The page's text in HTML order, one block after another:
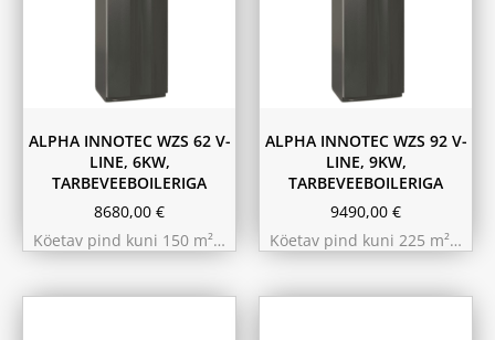
ALPHA INNOTEC WZS 62 V-
LINE, 6KW,
TARBEVEEBOILERIGA
8680,00 €
Köetav pind kuni 150 m²…
ALPHA INNOTEC WZS 92 V-
LINE, 9KW,
TARBEVEEBOILERIGA
9490,00 €
Köetav pind kuni 225 m²…